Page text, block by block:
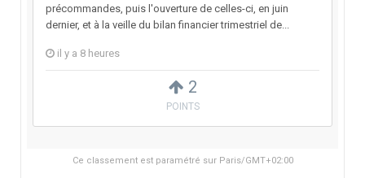
2
POINTS
précommandes, puis l'ouverture de celles-ci, en juin
dernier, et à la veille du bilan financier trimestriel de...
il y a 8 heures
Ce classement est paramétré sur Paris/GMT+02:00